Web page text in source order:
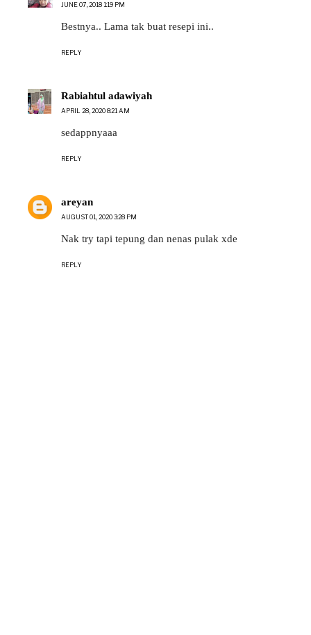
JUNE 07, 2018 1:19 PM
Bestnya.. Lama tak buat resepi ini..
REPLY
Rabiahtul adawiyah
APRIL 28, 2020 8:21 AM
sedappnyaaa
REPLY
areyan
AUGUST 01, 2020 3:28 PM
Nak try tapi tepung dan nenas pulak xde
REPLY